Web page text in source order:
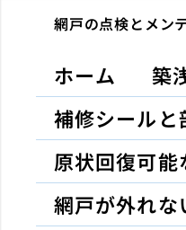
網戸の点検とメン
ホーム 築
補修シールと
原状回復可
網戸が外れ